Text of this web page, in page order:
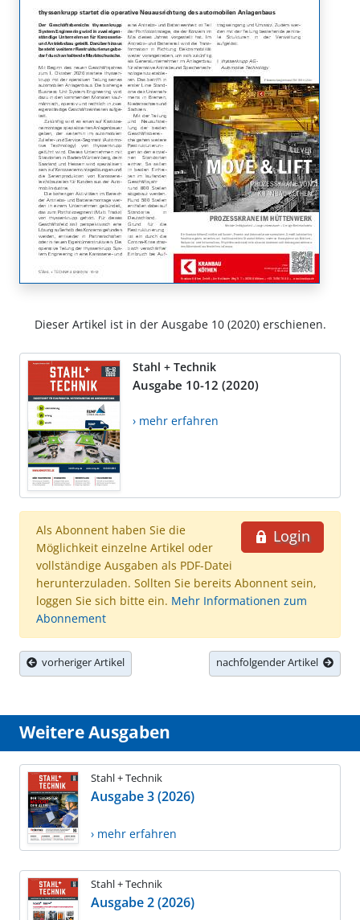
Dieser Artikel ist in der Ausgabe 10 (2020) erschienen.
Stahl + Technik
Ausgabe 10-12 (2020)
› mehr erfahren
Login
Als Abonnent haben Sie die
Möglichkeit einzelne Artikel oder
vollständige Ausgaben als PDF-Datei
herunterzuladen. Sollten Sie bereits Abonnent sein,
loggen Sie sich bitte ein. Mehr Informationen zum
Abonnement
vorheriger Artikel nachfolgender Artikel
Weitere Ausgaben
Stahl + Technik
Ausgabe 3 (2026)
› mehr erfahren
Stahl + Technik
Ausgabe 2 (2026)